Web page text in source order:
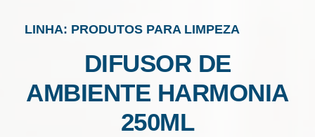
LINHA: PRODUTOS PARA LIMPEZA
DIFUSOR DE
AMBIENTE HARMONIA
250ML